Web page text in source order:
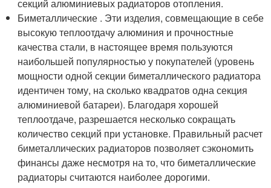
секций алюминиевых радиаторов отопления.
Биметаллические . Эти изделия, совмещающие в себе
высокую теплоотдачу алюминия и прочностные
качества стали, в настоящее время пользуются
наибольшей популярностью у покупателей (уровень
мощности одной секции биметаллического радиатора
идентичен тому, на сколько квадратов одна секция
алюминиевой батареи). Благодаря хорошей
теплоотдаче, разрешается несколько сокращать
количество секций при установке. Правильный расчет
биметаллических радиаторов позволяет сэкономить
финансы даже несмотря на то, что биметаллические
радиаторы считаются наиболее дорогими.